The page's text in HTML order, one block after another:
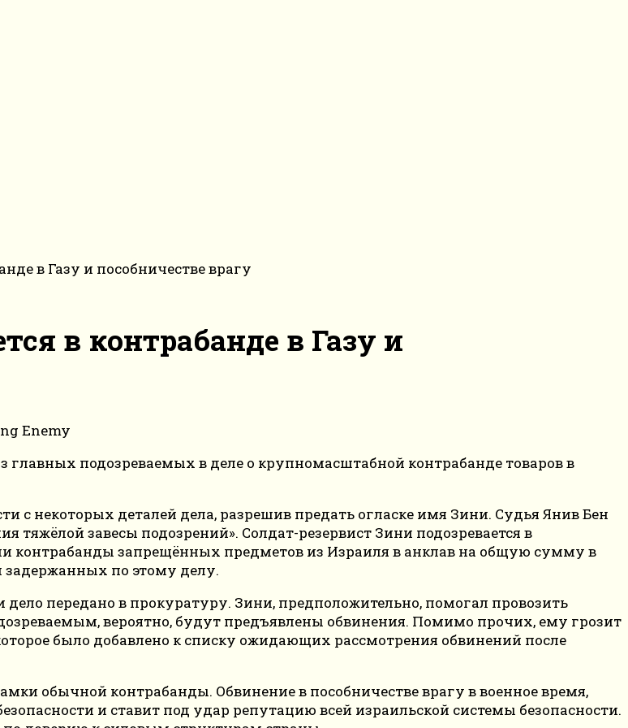
в Газу и пособничестве врагу
в контрабанде в Газу и
подозреваемых в деле о крупномасштабной контрабанде товаров в
с некоторых деталей дела, разрешив предать огласке имя Зини. Судья Янив Бен
тяжёлой завесы подозрений». Солдат-резервист Зини подозревается в
контрабанды запрещённых предметов из Израиля в анклав на общую сумму в
задержанных по этому делу.
передано в прокуратуру. Зини, предположительно, помогал провозить
вероятно, будут предъявлены обвинения. Помимо прочих, ему грозит
было добавлено к списку ожидающих рассмотрения обвинений после
обычной контрабанды. Обвинение в пособничестве врагу в военное время,
и ставит под удар репутацию всей израильской системы безопасности.